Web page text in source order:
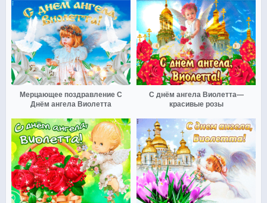
Мерцающее поздравление С
Днём ангела Виолетта
С днём ангела Виолетта—
красивые розы